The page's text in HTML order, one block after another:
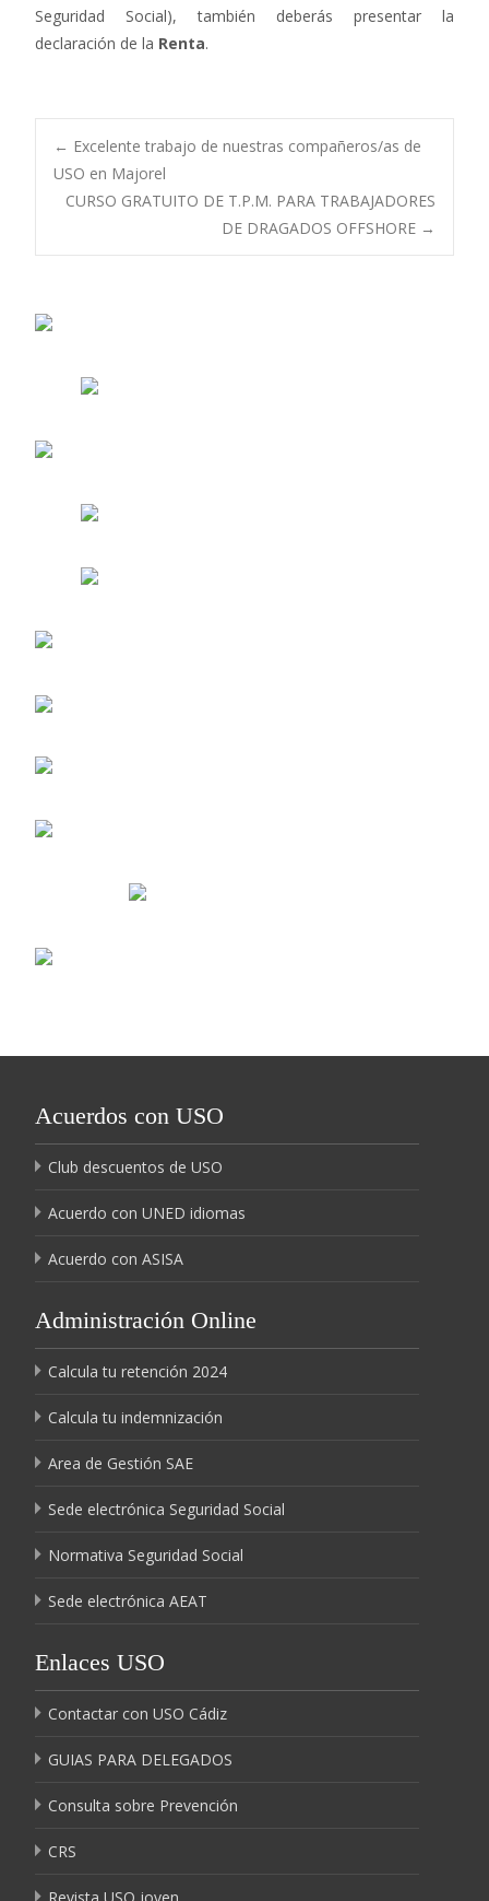
Seguridad Social), también deberás presentar la
declaración de la Renta.
Navegación
← Excelente trabajo de nuestras compañeros/as de
USO en Majorel
CURSO GRATUITO DE T.P.M. PARA TRABAJADORES
DE DRAGADOS OFFSHORE →
Acuerdos con USO
Club descuentos de USO
Acuerdo con UNED idiomas
Acuerdo con ASISA
Administración Online
Calcula tu retención 2024
Calcula tu indemnización
Area de Gestión SAE
Sede electrónica Seguridad Social
Normativa Seguridad Social
Sede electrónica AEAT
Enlaces USO
Contactar con USO Cádiz
GUIAS PARA DELEGADOS
Consulta sobre Prevención
CRS